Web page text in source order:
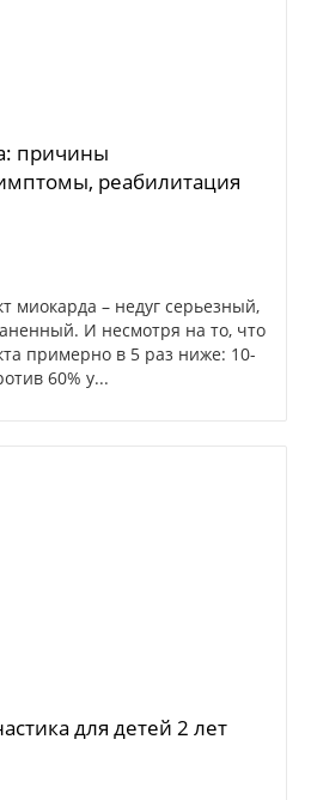
причины
реабилитация
миокарда – недуг серьезный,
И несмотря на то, что
примерно в 5 раз ниже: 10-
60% у...
для детей 2 лет